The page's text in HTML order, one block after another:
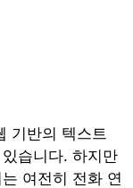
기반의 텍스트
습니다. 하지만
여전히 전화 연